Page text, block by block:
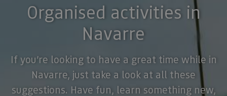
Organised activities in
Navarre
If you’re looking to have a great time while in
Navarre, just take a look at all these
suggestions. Have fun, learn something new,